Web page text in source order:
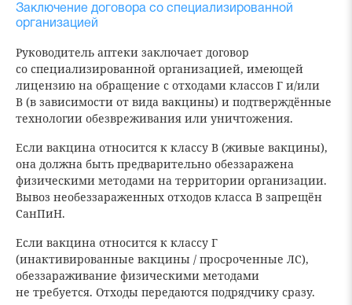
Заключение договора со специализированной
организацией
Руководитель аптеки заключает договор
со специализированной организацией, имеющей
лицензию на обращение с отходами классов Г и/или
В (в зависимости от вида вакцины) и подтверждённые
технологии обезвреживания или уничтожения.
Если вакцина относится к классу В (живые вакцины),
она должна быть предварительно обеззаражена
физическими методами на территории организации.
Вывоз необеззараженных отходов класса В запрещён
СанПиН.
Если вакцина относится к классу Г
(инактивированные вакцины / просроченные ЛС),
обеззараживание физическими методами
не требуется. Отходы передаются подрядчику сразу.